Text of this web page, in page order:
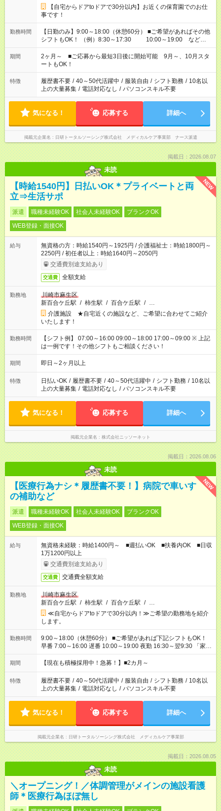
【自宅からドアtoドアで30分以内】お近くの保育園でのお仕
事です！
勤務時間
【日勤のみ】9:00～18:00（休憩60分） ■ご希望があればその他
シフトもOK！ （例）8:30～17:30 10:00～19:00 など
「家族とお休みを合わせたい」 「余裕を持って夕飯の準備がし
たい」 「できれば残業はしたくない」 など、ご希望があれば教
えてくださいね。 ※Wワーク希望の方へ 今ご覧のお仕事で希望
する勤務時間と、もう1つのお仕事の勤務時間。 合計で週40時
間を超える場合は応募できません
期間
2ヶ月～ ■ご応募から最短3日後に開始可能 9月～、10月スタ
ートもOK！
特徴 履歴書不要 / 40～50代活躍中 / 服装自由 / シフト勤務 / 10名以
上の大量募集 / 電話対応なし / パソコンスキル不要
気になる！ 応募する 詳細へ
掲載元企業名 日研トータルソーシング株式会社 メディカルケア事業部 ナース派遣
掲載日：2026.08.07
未読
NEW
【時給1540円】日払いOK＊プライベートと両
立⇒生活サポ
派遣 職種未経験OK 社会人未経験OK
ブランクOK
WEB登録・面接OK
給与
無資格の方：時給1540円～1925円 / 介護福祉士：時給1800円～
2250円 / 初任者以上：時給1640円～2050円
交通費別途支給あり
交通費 全額支給
勤務地
川崎市麻生区
新百合ケ丘駅 / 柿生駅 / 百合ケ丘駅 / …
介護施設 ★自宅近くの施設など、ご希望に合わせてご紹介
いたします！
勤務時間
【シフト例】 07:00～16:00 09:00～18:00 17:00～09:00 ※ 上記
は一例です！その他シフトもご相談ください！
期間 即日～2ヶ月以上
特徴 日払いOK / 履歴書不要 / 40～50代活躍中 / シフト勤務 / 10名以
上の大量募集 / 電話対応なし / パソコンスキル不要
気になる！ 応募する 詳細へ
掲載元企業名 株式会社ニッソーネット
掲載日：2026.08.06
未読
NEW
【医療行為ナシ＊履歴書不要！】病院で車いす
の補助など
派遣 職種未経験OK 社会人未経験OK
ブランクOK
WEB登録・面接OK
給与
無資格未経験：時給1400円～ ■週払いOK ■扶養内OK ■日収
1万1200円以上
交通費別途支給あり
交通費 交通費全額支給
勤務地
川崎市麻生区
新百合ケ丘駅 / 柿生駅 / 百合ケ丘駅 / …
≪自宅からドアtoドアで30分以内！≫ご希望の勤務地を紹介
します。
勤務時間
9:00～18:00（休憩60分） ■ご希望があれば下記シフトもOK！
早番 7:00～16:00 遅番 10:00～19:00 夜勤 16:30～翌9:30 「家族
と休みを合わせたい」 「余裕を持って夕飯の準備がしたい」
「できれば残業はしたくない」 など、ご希望を教えてください
と、もう1つのお仕事の勤務時間が 合計で週40時間を超える場
合は応募できません。
期間 【現在も積極採用中！急募！】■2カ月～
特徴 履歴書不要 / 40～50代活躍中 / 服装自由 / シフト勤務 / 10名以
上の大量募集 / 電話対応なし / パソコンスキル不要
気になる！ 応募する 詳細へ
掲載元企業名 日研トータルソーシング株式会社 メディカルケア事業部
掲載日：2026.08.05
未読
＼オープニング！／体調管理がメインの施設看護
師＊医療行為ほぼ無し